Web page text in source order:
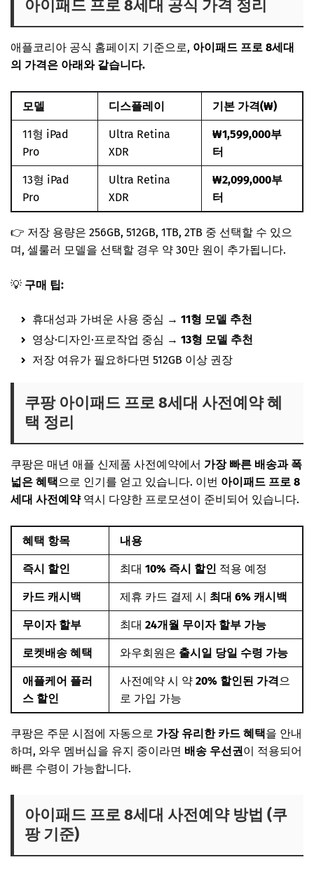
아이패드 프로 8세대 공식 가격 정리
애플코리아 공식 홈페이지 기준으로, 아이패드 프로 8세대
의 가격은 아래와 같습니다.
모델 디스플레이 기본 가격(₩)
11형 iPad
Pro
Ultra Retina
XDR
₩1,599,000부
터
13형 iPad
Pro
Ultra Retina
XDR
₩2,099,000부
터
👉 저장 용량은 256GB, 512GB, 1TB, 2TB 중 선택할 수 있으
며, 셀룰러 모델을 선택할 경우 약 30만 원이 추가됩니다.
💡 구매 팁:
휴대성과 가벼운 사용 중심 → 11형 모델 추천
영상·디자인·프로작업 중심 → 13형 모델 추천
저장 여유가 필요하다면 512GB 이상 권장
쿠팡 아이패드 프로 8세대 사전예약 혜
택 정리
쿠팡은 매년 애플 신제품 사전예약에서 가장 빠른 배송과 폭
넓은 혜택으로 인기를 얻고 있습니다. 이번 아이패드 프로 8
세대 사전예약역시 다양한 프로모션이 준비되어 있습니다.
혜택 항목 내용
즉시 할인 최대 10% 즉시 할인 적용 예정
카드 캐시백 제휴 카드 결제 시 최대 6% 캐시백
무이자 할부 최대 24개월 무이자 할부 가능
로켓배송 혜택 와우회원은 출시일 당일 수령 가능
애플케어 플러
스 할인
사전예약 시 약 20% 할인된 가격으
로 가입 가능
쿠팡은 주문 시점에 자동으로 가장 유리한 카드 혜택을 안내
하며, 와우 멤버십을 유지 중이라면 배송 우선권이 적용되어
빠른 수령이 가능합니다.
아이패드 프로 8세대 사전예약 방법 (쿠
팡 기준)